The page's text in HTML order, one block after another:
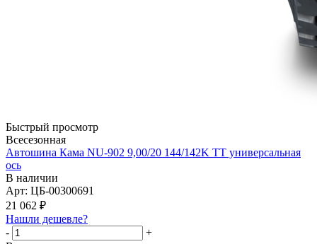
Быстрый просмотр
Всесезонная
Автошина Кама NU-902 9,00/20 144/142K TT универсальная
ось
В наличии
Арт: ЦБ-00300691
21 062 ₽
Нашли дешевле?
-
+